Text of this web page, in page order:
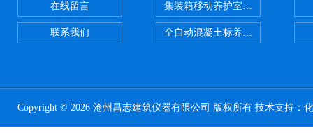
在线留言
联系我们
集装箱移动养护室 标养室
全自动混凝土标养室恒温恒湿设备
Copyright © 2026 沧州昌志建筑仪器有限公司 版权所有 技术支持：